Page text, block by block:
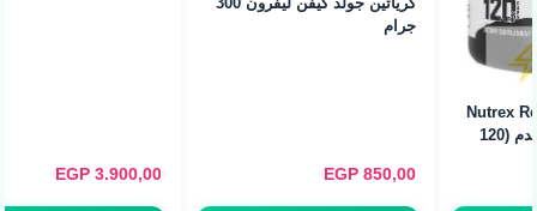
EGP
EGP